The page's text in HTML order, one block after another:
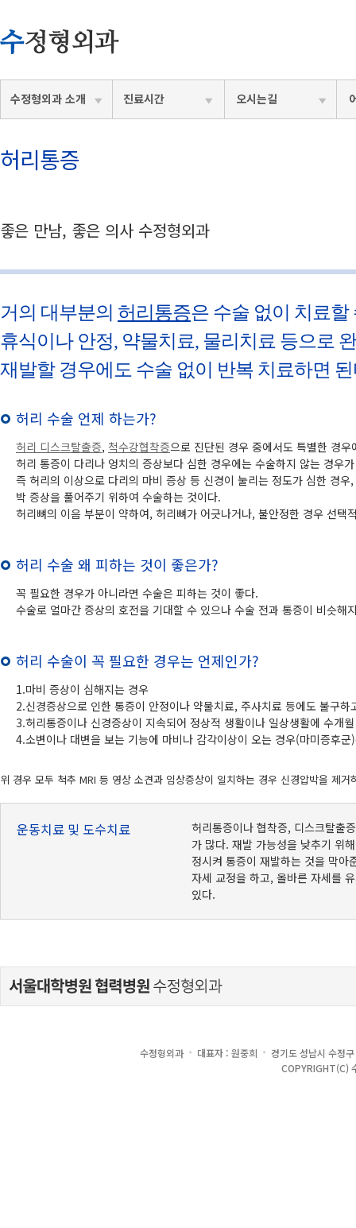
수정형외과 소개 진료시간 오시는길
허리통증
좋은 만남, 좋은 의사 수정형외과
거의 대부분의 허리통증은 수술 없이 치료할
휴식이나 안정, 약물치료, 물리치료 등으로
재발할 경우에도 수술 없이 반복 치료하면
허리 수술 언제 하는가?
허리 디스크탈출증, 척수강협착증으로 진단된 경우 중에서도 특별한 경우
허리 통증이 다리나 엉치의 증상보다 심한 경우에는 수술하지 않는 경우
즉 허리의 이상으로 다리의 마비 증상 등 신경이 눌리는 정도가 심한 경우
박 증상을 풀어주기 위하여 수술하는 것이다.
허리뼈의 이음 부분이 약하여, 허리뼈가 어긋나거나, 불안정한 경우 선택
허리 수술 왜 피하는 것이 좋은가?
꼭 필요한 경우가 아니라면 수술은 피하는 것이 좋다.
수술로 얼마간 증상의 호전을 기대할 수 있으나 수술 전과 통증이 비슷해
허리 수술이 꼭 필요한 경우는 언제인가?
1.마비 증상이 심해지는 경우
2.신경증상으로 인한 통증이 안정이나 약물치료, 주사치료 등에도 불구
3.허리통증이나 신경증상이 지속되어 정상적 생활이나 일상생활에 수개
4.소변이나 대변을 보는 기능에 마비나 감각이상이 오는 경우(마미증후
위 경우 모두 척추 MRI 등 영상 소견과 임상증상이 일치하는 경우 신경압박을 제
운동치료 및 도수치료
허리통증이나 협착증, 디스크탈출
가 많다. 재발 가능성을 낮추기 위
정시켜 통증이 재발하는 것을 막아
자세 교정을 하고, 올바른 자세를
있다.
수정형외과 · 대표자 : 원중희 · 경기도 성남시 수정
COPYRIGHT(C)